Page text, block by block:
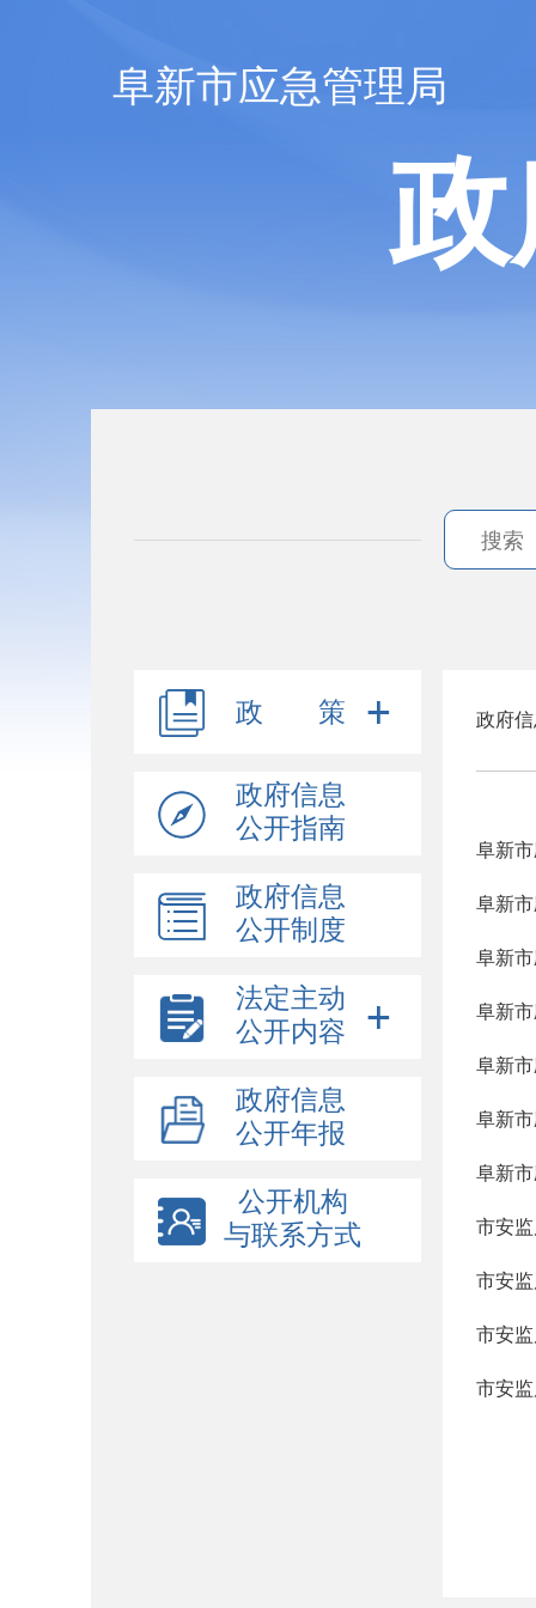
阜新市应急管理局
政 策
政府信息
公开指南
政府信息
公开制度
法定主动
公开内容
政府信息
公开年报
公开机构
与联系方式
政府
阜新
阜新
阜新
阜新
阜新
阜新
阜新
市安
市安
市安
市安